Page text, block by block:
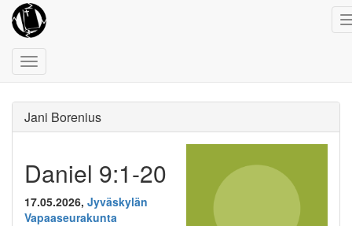
Toggle
navigation
Jani Borenius
Daniel 9:1-20
17.05.2026, Jyväskylän
Vapaaseurakunta